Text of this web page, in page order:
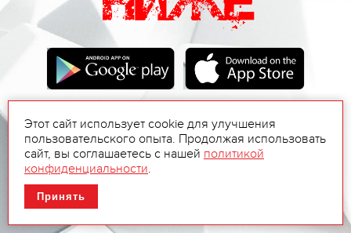
Этот сайт использует cookie для улучшения
пользовательского опыта. Продолжая использовать
сайт, вы соглашаетесь с нашей политикой
конфиденциальности.
Принять